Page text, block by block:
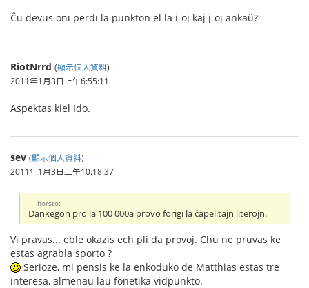
Ĉu devus onı perdı la punkton el la i-oj kaj j-oj ankaŭ?
RiotNrrd (顯示個人資料)
2011年1月3日上午6:55:11
Aspektas kiel Ido.
sev (顯示個人資料)
2011年1月3日上午10:18:37
horsto:
Dankegon pro la 100 000a provo forigi la ĉapelitajn literojn.
Vi pravas... eble okazis ech pli da provoj. Chu ne pruvas ke
estas agrabla sporto ?
Serioze, mi pensis ke la enkoduko de Matthias estas tre
interesa, almenau lau fonetika vidpunkto.